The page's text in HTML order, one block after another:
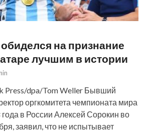
на признание
лучшим в истории
Press/dpa/Tom Weller Бывший
оргкомитета чемпионата мира
в России Алексей Сорокин во
заявил, что не испытывает